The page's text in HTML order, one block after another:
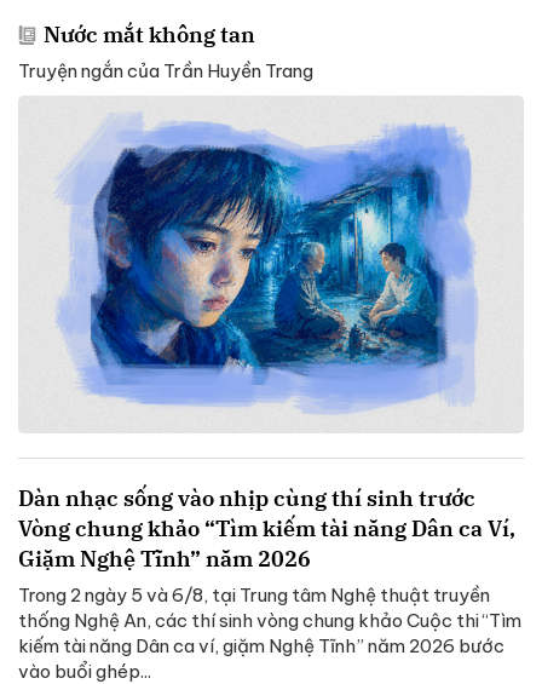
Nước mắt không tan
Truyện ngắn của Trần Huyền Trang
Dàn nhạc sống vào nhịp cùng thí sinh trước
Vòng chung khảo “Tìm kiếm tài năng Dân ca Ví,
Giặm Nghệ Tĩnh” năm 2026
Trong 2 ngày 5 và 6/8, tại Trung tâm Nghệ thuật truyền
thống Nghệ An, các thí sinh vòng chung khảo Cuộc thi “Tìm
kiếm tài năng Dân ca ví, giặm Nghệ Tĩnh” năm 2026 bước
vào buổi ghép...